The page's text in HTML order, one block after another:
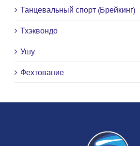
Танцевальный спорт (Брейкинг)
Тхэквондо
Ушу
Фехтование